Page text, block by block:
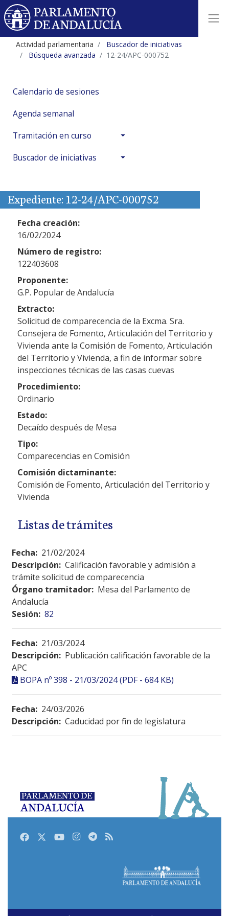
Actividad parlamentaria
Buscador de iniciativas
Búsqueda avanzada
12-24/APC-000752
Calendario de sesiones
Agenda semanal
Tramitación en curso
Buscador de iniciativas
Expediente: 12-24/APC-000752
Fecha creación:
16/02/2024
Número de registro:
122403608
Proponente:
G.P. Popular de Andalucía
Extracto:
Solicitud de comparecencia de la Excma. Sra.
Consejera de Fomento, Articulación del Territorio y
Vivienda ante la Comisión de Fomento, Articulación
del Territorio y Vivienda, a fin de informar sobre
inspecciones técnicas de las casas cuevas
Procedimiento:
Ordinario
Estado:
Decaído después de Mesa
Tipo:
Comparecencias en Comisión
Comisión dictaminante:
Comisión de Fomento, Articulación del Territorio y
Vivienda
Listas de trámites
Fecha: 21/02/2024
Descripción: Calificación favorable y admisión a
trámite solicitud de comparecencia
Órgano tramitador: Mesa del Parlamento de
Andalucía
Sesión: 82
Fecha: 21/03/2024
Descripción: Publicación calificación favorable de la
APC
BOPA nº 398 - 21/03/2024 (PDF - 684 KB)
Fecha: 24/03/2026
Descripción: Caducidad por fin de legislatura
FacebookTwitterYoutubeInstagram
Telegram
RSS